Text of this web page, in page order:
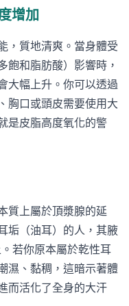
增加
，質地清爽。當身體受
飽和脂肪酸）影響時，
大幅上升。你可以透過
胸口或頭皮需要使用大
是皮脂高度氧化的警
質上屬於頂漿腺的延
垢（油耳）的人，其腋
若你原本屬於乾性耳
濕、黏稠，這暗示著體
而活化了全身的大汗